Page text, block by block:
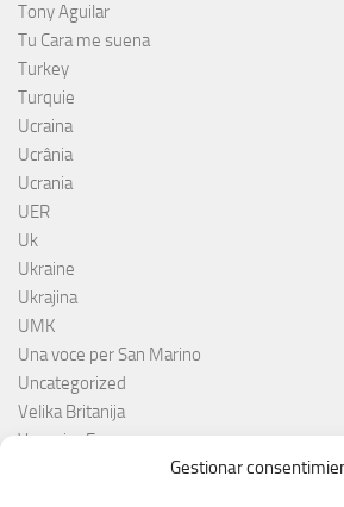
Gestionar
Tony Aguilar
Tu Cara me suena
Turkey
Turquie
Ucraina
Ucrânia
Ucrania
UER
Uk
Ukraine
Ukrajina
UMK
Una voce per San Marino
Uncategorized
Velika Britanija
Veronica Fusaro